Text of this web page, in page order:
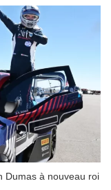
Dumas à nouveau roi